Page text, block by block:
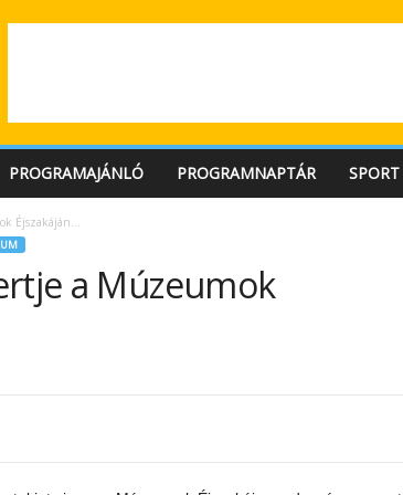
PROGRAMAJÁNLÓ PROGRAMNAPTÁR SPORT
Éjszakáján…
a Múzeumok